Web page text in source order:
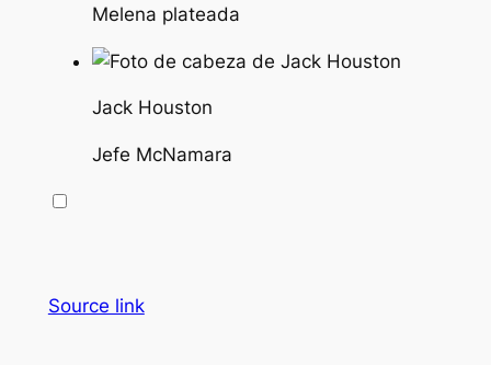
Melena plateada
Jack Houston
Jefe McNamara
Source link